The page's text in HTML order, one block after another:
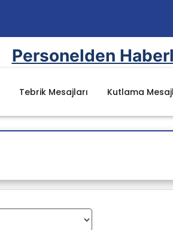
Personelden
Tebrik Mesajları Kutlama